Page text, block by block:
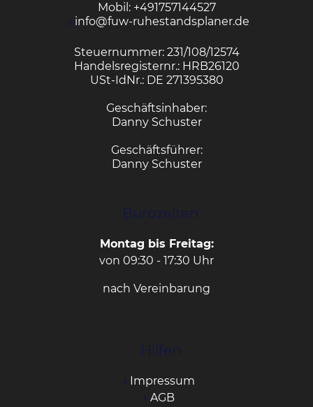
Mobil: +491757144527
info@fuw-ruhestandsplaner.de
Steuernummer: 231/108/12574
Handelsregisternr.: HRB26120
USt-IdNr.: DE 271395380
Geschäftsinhaber:
Danny Schuster
Geschäftsführer:
Danny Schuster
Bürozeiten
Montag bis Freitag:
von 09:30 - 17:30 Uhr
nach Vereinbarung
Hilfen
Impressum
AGB